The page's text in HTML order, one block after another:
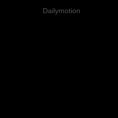
Dailymotion